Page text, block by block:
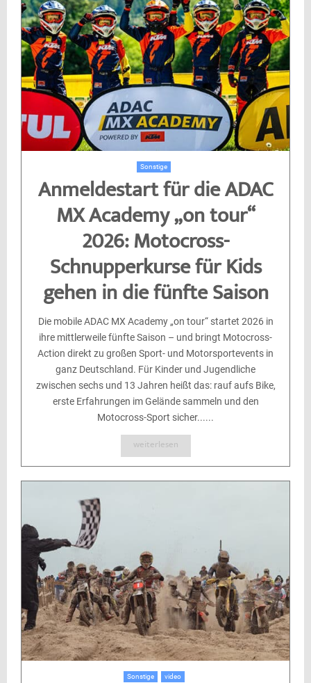
Sonstige
Anmeldestart für die ADAC
MX Academy „on tour“
2026: Motocross-
Schnupperkurse für Kids
gehen in die fünfte Saison
Die mobile ADAC MX Academy „on tour“ startet 2026 in
ihre mittlerweile fünfte Saison – und bringt Motocross-
Action direkt zu großen Sport- und Motorsportevents in
ganz Deutschland. Für Kinder und Jugendliche
zwischen sechs und 13 Jahren heißt das: rauf aufs Bike,
erste Erfahrungen im Gelände sammeln und den
Motocross-Sport sicher......
weiterlesen
Sonstige video